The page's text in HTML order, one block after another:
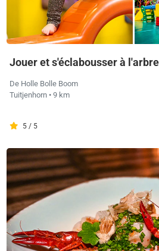
Jouer et s'éclabousser à
De Holle Bolle Boom
Tuitjenhorn • 9 km
5 / 5